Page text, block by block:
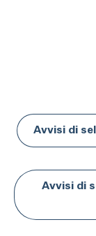
Avvisi di
Avvisi di